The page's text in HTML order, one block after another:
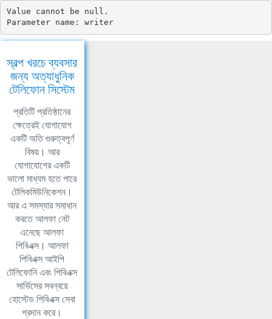
Value cannot be null.
Parameter name: writer
স্বল্প খরচে ব্যবসার
জন্য অত্যাধুনিক
টেলিফোন সিস্টেম
প্রতিটি প্রতিষ্ঠানের
ক্ষেত্রেই যোগাযোগ
একটি অতি গুরুত্বপূর্ণ
বিষয়। আর
যোগাযোগের একটি
ভালো মাধ্যম হতে পারে
টেলিকমিউনিকেশন।
আর এ সমস্যার সমাধান
করতে আলফা নেট
এনেছে আলফা
পিবিএক্স। আলফা
পিবিএক্স আইপি
টেলিফোনি এবং পিবিএক্স
সার্ভিসের সবন্বয়ে
হোস্টেড পিবিএক্স সেবা
প্রদান করে।